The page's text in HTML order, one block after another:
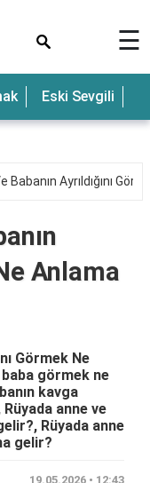
☰
Eski Sevgili
Babanın Ayrıldığını
Anlama
Görmek Ne
görmek ne
kavga
anne ve
Rüyada anne
gelir?
19.05.2026 • 12:43